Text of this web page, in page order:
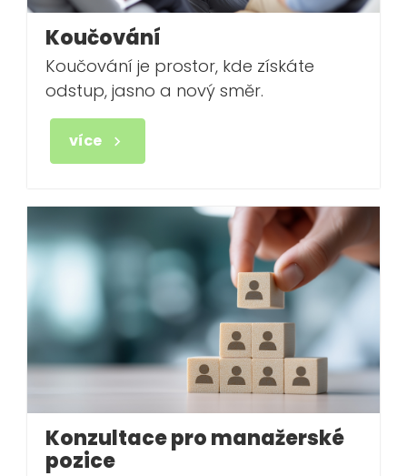
Koučování
Koučování je prostor, kde získáte
odstup, jasno a nový směr.
více
Konzultace pro manažerské
pozice